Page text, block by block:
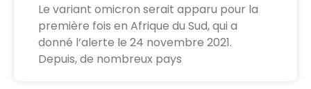
Le variant omicron serait apparu pour la
première fois en Afrique du Sud, qui a
donné l’alerte le 24 novembre 2021.
Depuis, de nombreux pays